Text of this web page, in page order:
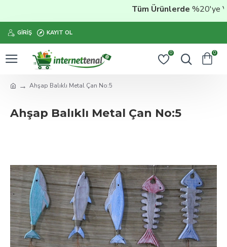
Tüm Ürünlerde%20'ye
GIRIŞ KAYIT OL
0 0
Ahşap Balıklı Metal Çan No:5
Ahşap Balıklı Metal Çan No:5